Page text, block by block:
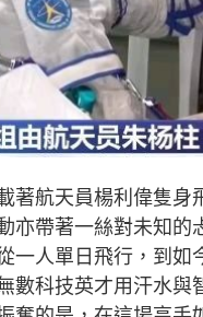
著航天員楊利偉隻身
亦帶著一絲對未知的
一人單日飛行，到如
數科技英才用汗水與